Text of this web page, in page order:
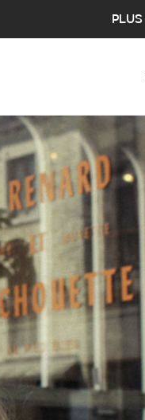
PLUS